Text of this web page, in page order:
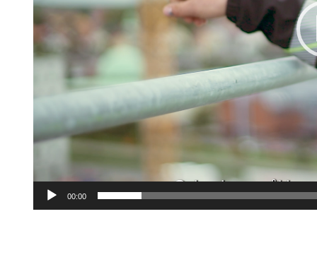
00:00